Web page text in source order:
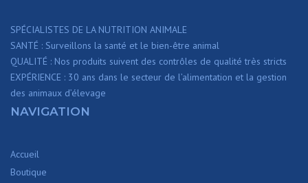
SPÉCIALISTES DE LA NUTRITION ANIMALE
SANTÉ : Surveillons la santé et le bien-être animal
QUALITÉ : Nos produits suivent des contrôles de qualité très stricts
EXPÉRIENCE : 30 ans dans le secteur de l’alimentation et la gestion
des animaux d’élevage
NAVIGATION
Accueil
Boutique